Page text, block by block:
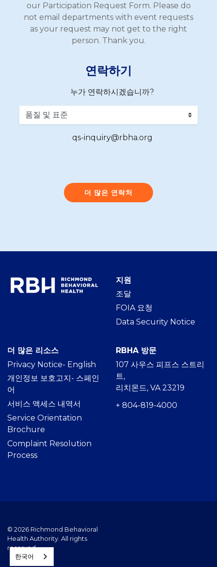
our Participation Request Form. Please do
not email departments with event requests
as your request may not get to the right
person. Thank you.
연락하기
누가 연락하시겠습니까?
qs-inquiry@rbha.org
더 많은 연락처
지원
조달
FOIA 요청
Data Security Notice
더 많은 리소스
Privacy Notice- English
개인정보 보호고지- 스페인
어
서비스 액세스 내역서
Service Orientation
Brochure
Complaint Resolution
Process
RBHA 방문
107 사우스 피프스 스트리
트,
리치몬드, VA 23219
+ 804-819-4000
© 2026 Richmond Behavioral
Health Authority. All rights
reserved.
한국어